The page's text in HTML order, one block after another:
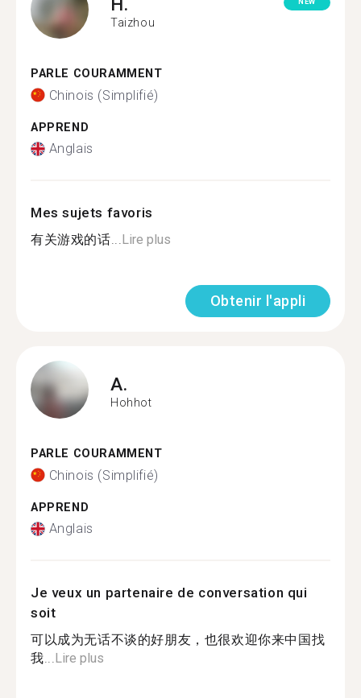
Taizhou
NEW
PARLE COURAMMENT
Chinois (Simplifié)
APPREND
Anglais
Mes sujets favoris
有关游戏的话...Lire plus
Obtenir l'appli
A.
Hohhot
PARLE COURAMMENT
Chinois (Simplifié)
APPREND
Anglais
Je veux un partenaire de conversation qui
soit
可以成为无话不谈的好朋友，也很欢迎你来中国找
我...Lire plus